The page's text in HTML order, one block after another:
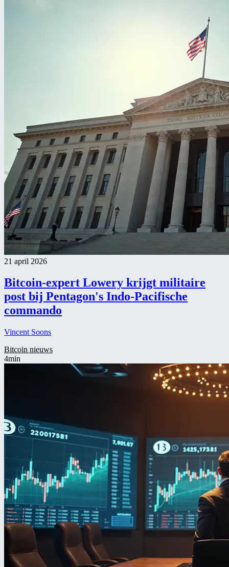
21 april 2026
Bitcoin-expert Lowery krijgt militaire
post bij Pentagon's Indo-Pacifische
commando
Vincent Soons
Bitcoin nieuws
4min